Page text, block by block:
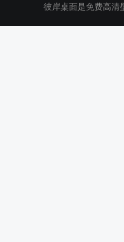
彼岸桌面是免费高清